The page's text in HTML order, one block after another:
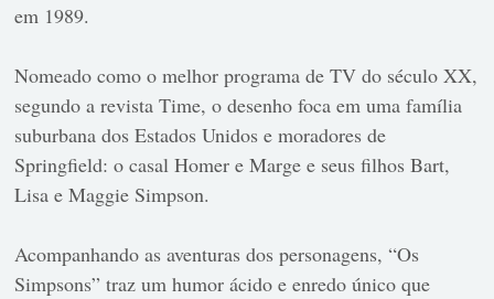
em 1989.
Nomeado como o melhor programa de TV do século XX,
segundo a revista Time, o desenho foca em uma família
suburbana dos Estados Unidos e moradores de
Springfield: o casal Homer e Marge e seus filhos Bart,
Lisa e Maggie Simpson.
Acompanhando as aventuras dos personagens, “Os
Simpsons” traz um humor ácido e enredo único que